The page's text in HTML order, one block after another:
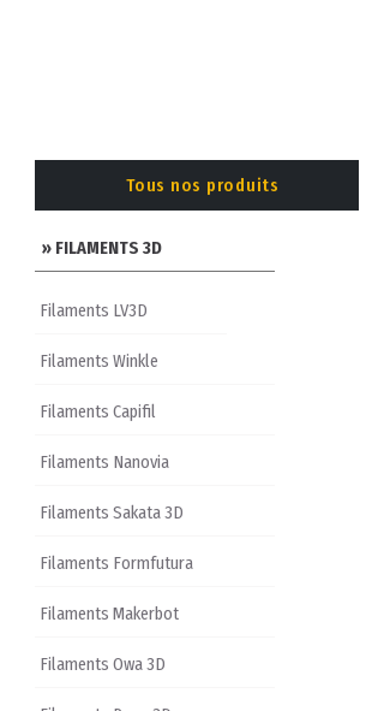
Tous nos produits
» FILAMENTS 3D
Filaments LV3D
Filaments Winkle
Filaments Capifil
Filaments Nanovia
Filaments Sakata 3D
Filaments Formfutura
Filaments Makerbot
Filaments Owa 3D